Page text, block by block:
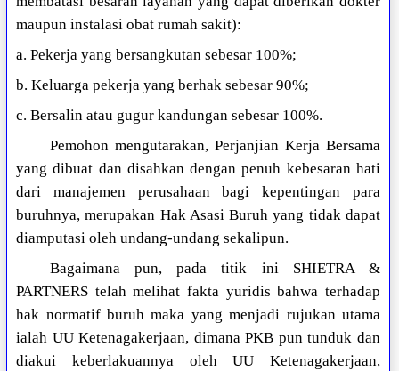
maupun instalasi obat rumah sakit):
a. Pekerja yang bersangkutan sebesar 100%;
b. Keluarga pekerja yang berhak sebesar 90%;
c. Bersalin atau gugur kandungan sebesar 100%.
Pemohon mengutarakan, Perjanjian Kerja Bersama
yang dibuat dan disahkan dengan penuh kebesaran hati
dari manajemen perusahaan bagi kepentingan para
buruhnya, merupakan Hak Asasi Buruh yang tidak dapat
diamputasi oleh undang-undang sekalipun.
Bagaimana pun, pada titik ini SHIETRA &
PARTNERS telah melihat fakta yuridis bahwa terhadap
hak normatif buruh maka yang menjadi rujukan utama
ialah UU Ketenagakerjaan, dimana PKB pun tunduk dan
diakui keberlakuannya oleh UU Ketenagakerjaan,